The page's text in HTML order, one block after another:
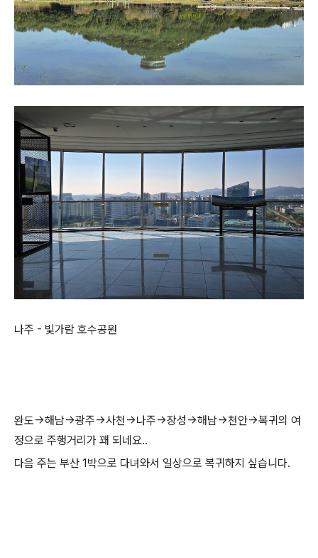
나주 - 빛가람 호수공원
완도->해남->광주->사천->나주->장성->해남->천안->복귀의 여
정으로 주행거리가 꽤 되네요..
다음 주는 부산 1박으로 다녀와서 일상으로 복귀하지 싶습니다.